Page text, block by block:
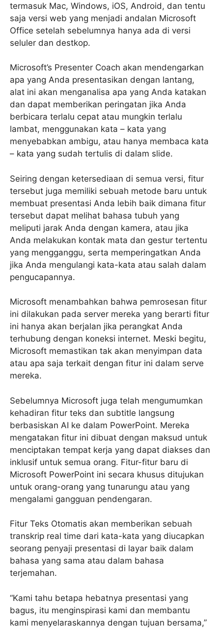
termasuk Mac, Windows, iOS, Android, dan tentu
saja versi web yang menjadi andalan Microsoft
Office setelah sebelumnya hanya ada di versi
seluler dan destkop.
Microsoft’s Presenter Coach akan mendengarkan
apa yang Anda presentasikan dengan lantang,
alat ini akan menganalisa apa yang Anda katakan
dan dapat memberikan peringatan jika Anda
berbicara terlalu cepat atau mungkin terlalu
lambat, menggunakan kata – kata yang
menyebabkan ambigu, atau hanya membaca kata
– kata yang sudah tertulis di dalam slide.
Seiring dengan ketersediaan di semua versi, fitur
tersebut juga memiliki sebuah metode baru untuk
membuat presentasi Anda lebih baik dimana fitur
tersebut dapat melihat bahasa tubuh yang
meliputi jarak Anda dengan kamera, atau jika
Anda melakukan kontak mata dan gestur tertentu
yang mengganggu, serta memperingatkan Anda
jika Anda mengulangi kata-kata atau salah dalam
pengucapannya.
Microsoft menambahkan bahwa pemrosesan fitur
ini dilakukan pada server mereka yang berarti fitur
ini hanya akan berjalan jika perangkat Anda
terhubung dengan koneksi internet. Meski begitu,
Microsoft memastikan tak akan menyimpan data
atau apa saja terkait dengan fitur ini dalam serve
mereka.
Sebelumnya Microsoft juga telah mengumumkan
kehadiran fitur teks dan subtitle langsung
berbasiskan AI ke dalam PowerPoint. Mereka
mengatakan fitur ini dibuat dengan maksud untuk
menciptakan tempat kerja yang dapat diakses dan
inklusif untuk semua orang. Fitur-fitur baru di
Microsoft PowerPoint ini secara khusus ditujukan
untuk orang-orang yang tunarungu atau yang
mengalami gangguan pendengaran.
Fitur Teks Otomatis akan memberikan sebuah
transkrip real time dari kata-kata yang diucapkan
seorang penyaji presentasi di layar baik dalam
bahasa yang sama atau dalam bahasa
terjemahan.
“Kami tahu betapa hebatnya presentasi yang
bagus, itu menginspirasi kami dan membantu
kami menyelaraskannya dengan tujuan bersama,”